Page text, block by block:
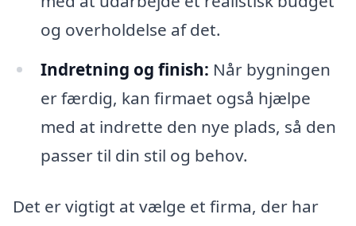
og overholdelse af det.
Indretning og finish: Når bygningen
er færdig, kan firmaet også hjælpe
med at indrette den nye plads, så den
passer til din stil og behov.
Det er vigtigt at vælge et firma, der har